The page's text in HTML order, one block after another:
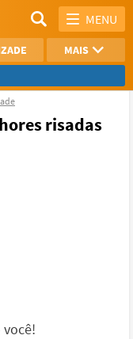
MENU
MAIS
risadas